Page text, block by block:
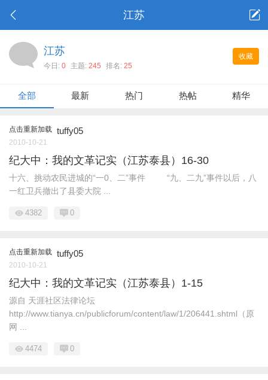
江苏
收藏
江苏
今日: 0 主题: 245 排名: 25
全部 最新 热门 热帖 精华
点击重新加载 tuffy05
2010-10-21
纪大中：我的文革记实（江苏泰县）16-30
十六、挑动农民进城的“一0、二”事件 “九、二九”事件以后，八
一红卫兵撤出了县委大院 ...
4382 0
点击重新加载 tuffy05
2010-10-21
纪大中：我的文革记实（江苏泰县）1-15
源自 天涯社区法律论坛
http://www.tianya.cn/publicforum/content/law/1/206441.shtml（原
网 ...
4474 0